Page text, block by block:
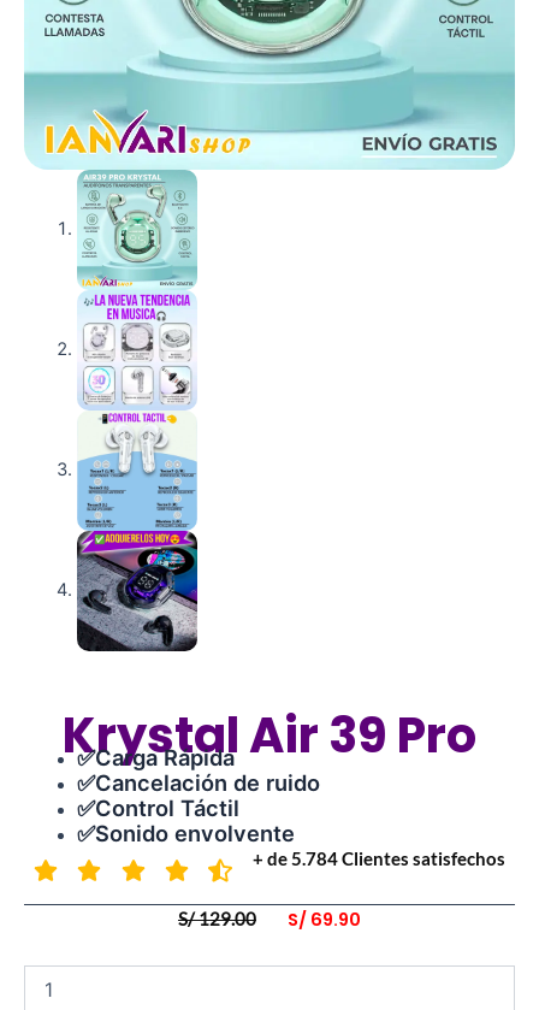
Krystal Air 39 Pro
✅Carga Rápida
✅Cancelación de ruido
✅Control Táctil
✅Sonido envolvente
+ de 5.784 Clientes satisfechos
S/129.00
El
S/ 69.90